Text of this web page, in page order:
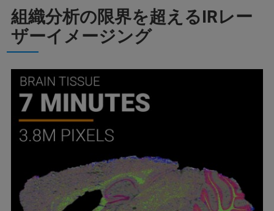
組織分析の限界を超えるIRレー
ザーイメージング